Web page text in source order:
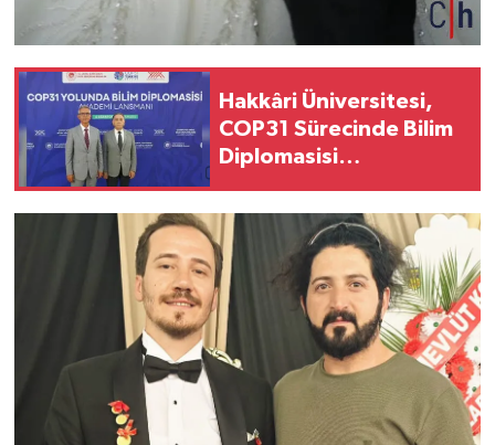
Hakkâri Üniversitesi,
COP31 Sürecinde Bilim
Diplomasisi
Aldı